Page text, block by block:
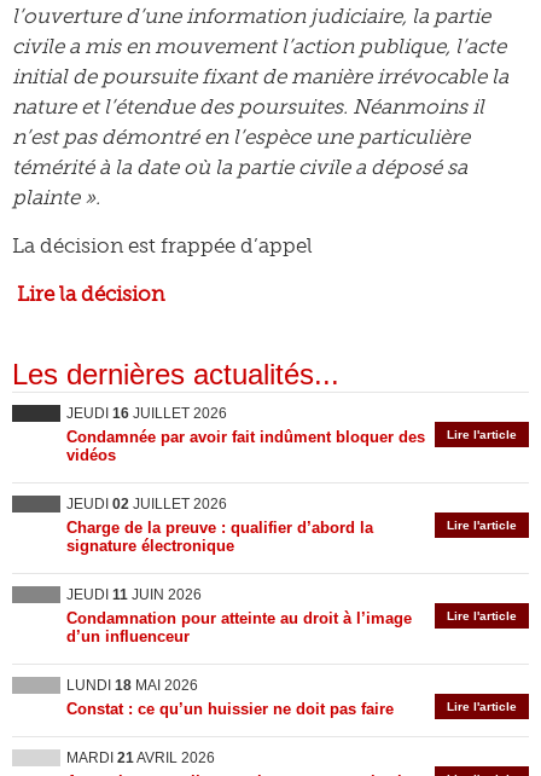
l’ouverture d’une information judiciaire, la partie
civile a mis en mouvement l’action publique, l’acte
initial de poursuite fixant de manière irrévocable la
nature et l’étendue des poursuites. Néanmoins il
n’est pas démontré en l’espèce une particulière
témérité à la date où la partie civile a déposé sa
plainte ».
La décision est frappée d’appel
Lire la décision
Les dernières actualités...
JEUDI 16 JUILLET 2026
Lire l'article
Condamnée par avoir fait indûment bloquer des
vidéos
JEUDI 02 JUILLET 2026
Lire l'article
Charge de la preuve : qualifier d’abord la
signature électronique
JEUDI 11 JUIN 2026
Lire l'article
Condamnation pour atteinte au droit à l’image
d’un influenceur
LUNDI 18 MAI 2026
Lire l'article
Constat : ce qu’un huissier ne doit pas faire
MARDI 21AVRIL 2026